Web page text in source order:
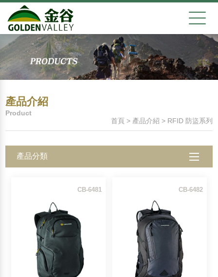
產品介紹
Product
首頁> 產品介紹 > RFID 防盜系列
產品分類
登山鞋
旅行背包
旅行配件
CB-6481 CB-6482